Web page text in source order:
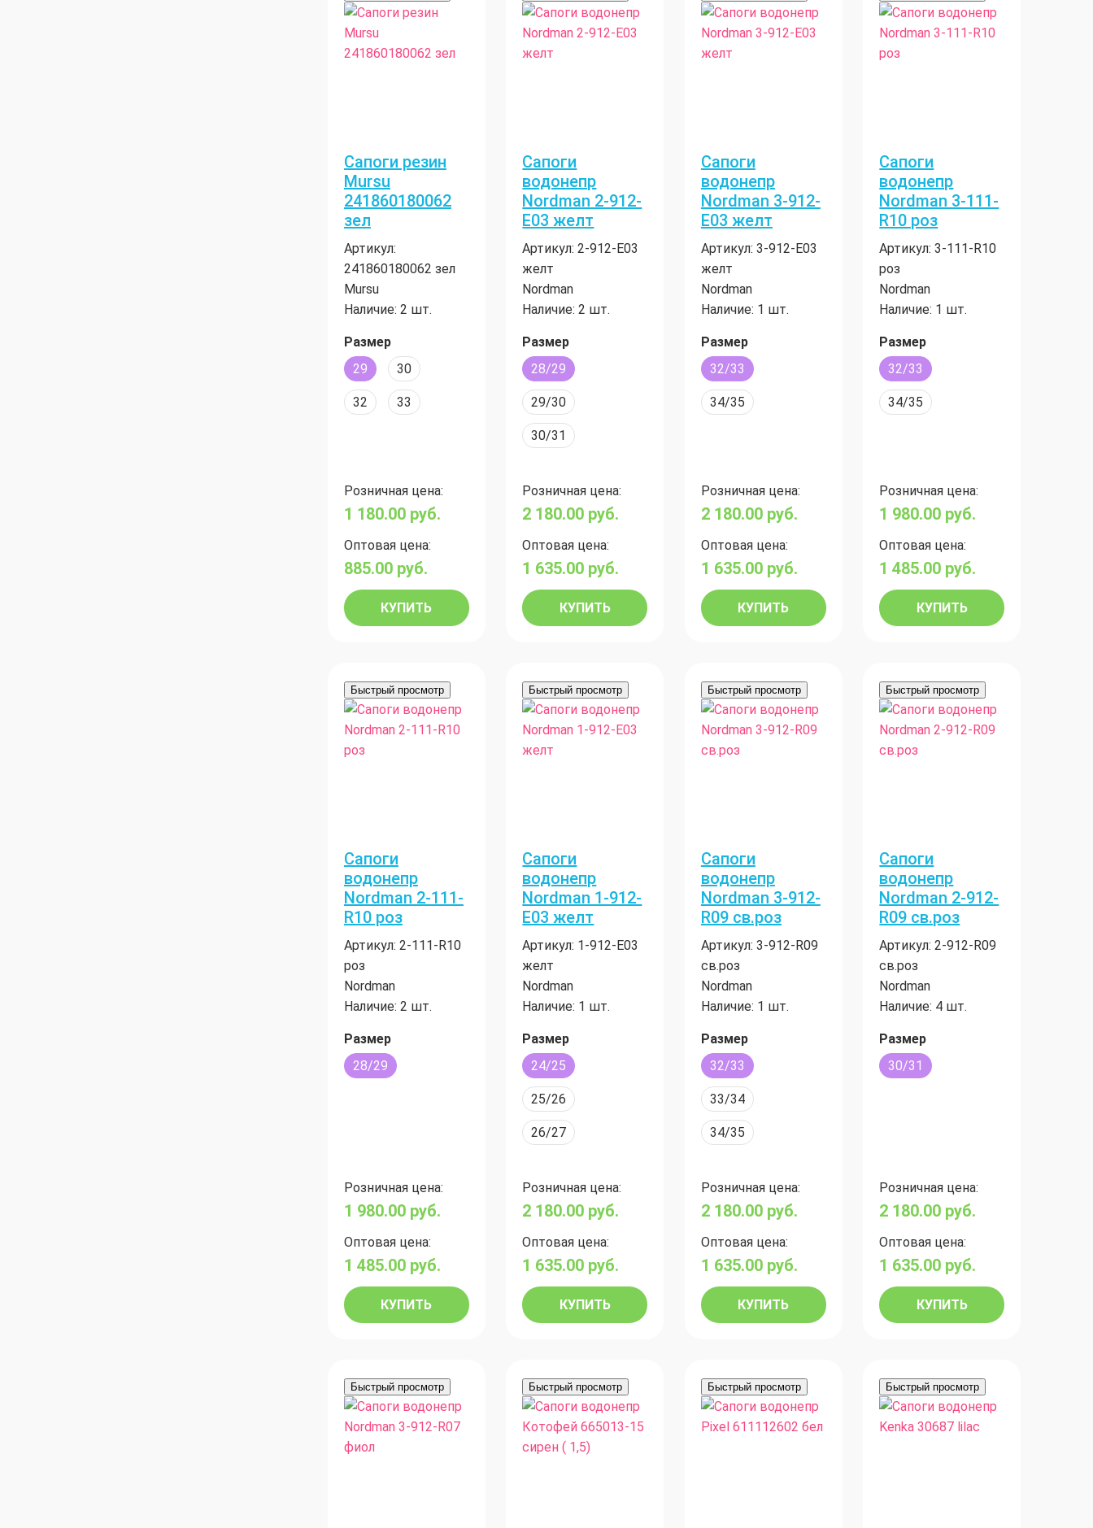
Сапоги резин
Mursu
241860180062
зел
Артикул:
241860180062 зел
Mursu
Наличие: 2 шт.
Размер
29
30
32 33
Розничная цена:
1 180.00 руб.
Оптовая цена:
885.00 руб.
КУПИТЬ
Сапоги
водонепр
Nordman 2-912-
E03 желт
Артикул: 2-912-E03
желт
Nordman
Наличие: 2 шт.
Размер
28/29
29/30
30/31
Розничная цена:
2 180.00 руб.
Оптовая цена:
1 635.00 руб.
КУПИТЬ
Сапоги
водонепр
Nordman 3-912-
E03 желт
Артикул: 3-912-E03
желт
Nordman
Наличие: 1 шт.
Размер
32/33
34/35
Розничная цена:
2 180.00 руб.
Оптовая цена:
1 635.00 руб.
КУПИТЬ
Сапоги
водонепр
Nordman 3-111-
R10 роз
Артикул: 3-111-R10
роз
Nordman
Наличие: 1 шт.
Размер
32/33
34/35
Розничная цена:
1 980.00 руб.
Оптовая цена:
1 485.00 руб.
КУПИТЬ
Быстрый просмотр
Сапоги
водонепр
Nordman 2-111-
R10 роз
Артикул: 2-111-R10
роз
Nordman
Наличие: 2 шт.
Размер
28/29
Розничная цена:
1 980.00 руб.
Оптовая цена:
1 485.00 руб.
КУПИТЬ
Быстрый просмотр
Сапоги
водонепр
Nordman 1-912-
Е03 желт
Артикул: 1-912-Е03
желт
Nordman
Наличие: 1 шт.
Размер
24/25
25/26
26/27
Розничная цена:
2 180.00 руб.
Оптовая цена:
1 635.00 руб.
КУПИТЬ
Быстрый просмотр
Сапоги
водонепр
Nordman 3-912-
R09 св.роз
Артикул: 3-912-R09
св.роз
Nordman
Наличие: 1 шт.
Размер
32/33
33/34
34/35
Розничная цена:
2 180.00 руб.
Оптовая цена:
1 635.00 руб.
КУПИТЬ
Быстрый просмотр
Сапоги
водонепр
Nordman 2-912-
R09 св.роз
Артикул: 2-912-R09
св.роз
Nordman
Наличие: 4 шт.
Размер
30/31
Розничная цена:
2 180.00 руб.
Оптовая цена:
1 635.00 руб.
КУПИТЬ
Быстрый просмотр Быстрый просмотр Быстрый просмотр Быстрый просмотр